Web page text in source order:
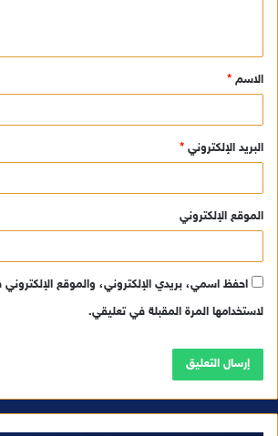
ق
*
الاسم *
البريد الإلكتروني *
الموقع الإلكتروني
احفظ اسمي، بريدي الإلكتروني، والموقع
لاستخدامها المرة المقبلة في تعليقي.